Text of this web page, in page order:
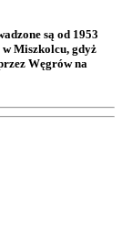
są od 1953
w Miszkolcu, gdyż
Węgrów na